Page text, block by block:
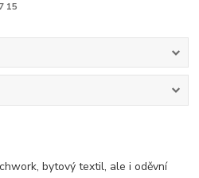
15
bytový textil, ale i oděvní